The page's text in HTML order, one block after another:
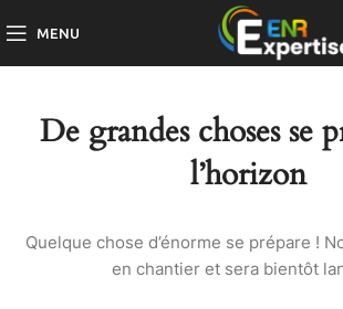
MENU
De grandes choses se
l’horizon
Quelque chose d’énorme se prépare !
en chantier et sera bientôt